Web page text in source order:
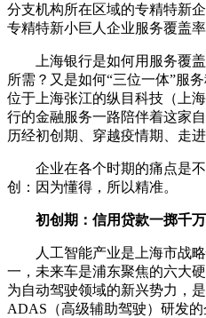
分支机构所在区域的专精特新
专精特新小巨人企业服务覆盖率
上海银行是如何用服务覆
所需？又是如何“三位一体”服
位于上海张江的纵目科技（上
行的金融服务一路陪伴着这家
历经初创期、穿越疫情期、走进
企业在各个时期的痛点是
创：因为懂得，所以精准。
初创期：信用贷款一掷千万
人工智能产业是上海市战
一，未来车是浦东聚焦的六大
为自动驾驶领域的新兴势力，
ADAS（高级辅助驾驶）研发